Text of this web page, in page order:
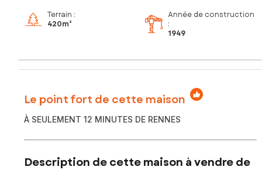
Terrain :
420m²
Année de construction
:
1949
Le point fort de cette maison
À SEULEMENT 12 MINUTES DE RENNES
Description de cette maison à vendre de